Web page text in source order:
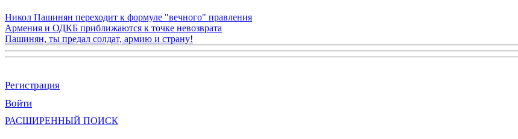
Никол Пашинян переходит к формуле "вечного" правления
Армения и ОДКБ приближаются к точке невозврата
Пашинян, ты предал солдат, армию и страну!
Регистрация
Войти
РАСШИРЕННЫЙ ПОИСК